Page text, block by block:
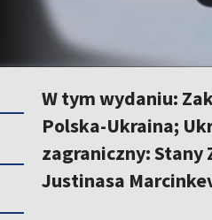
W tym wydaniu:
Polska-Ukraina;
zagraniczny:
Justinasa